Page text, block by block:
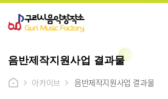
음반제작지원사업 결과물
아카이브
음반제작지원사업 결과물